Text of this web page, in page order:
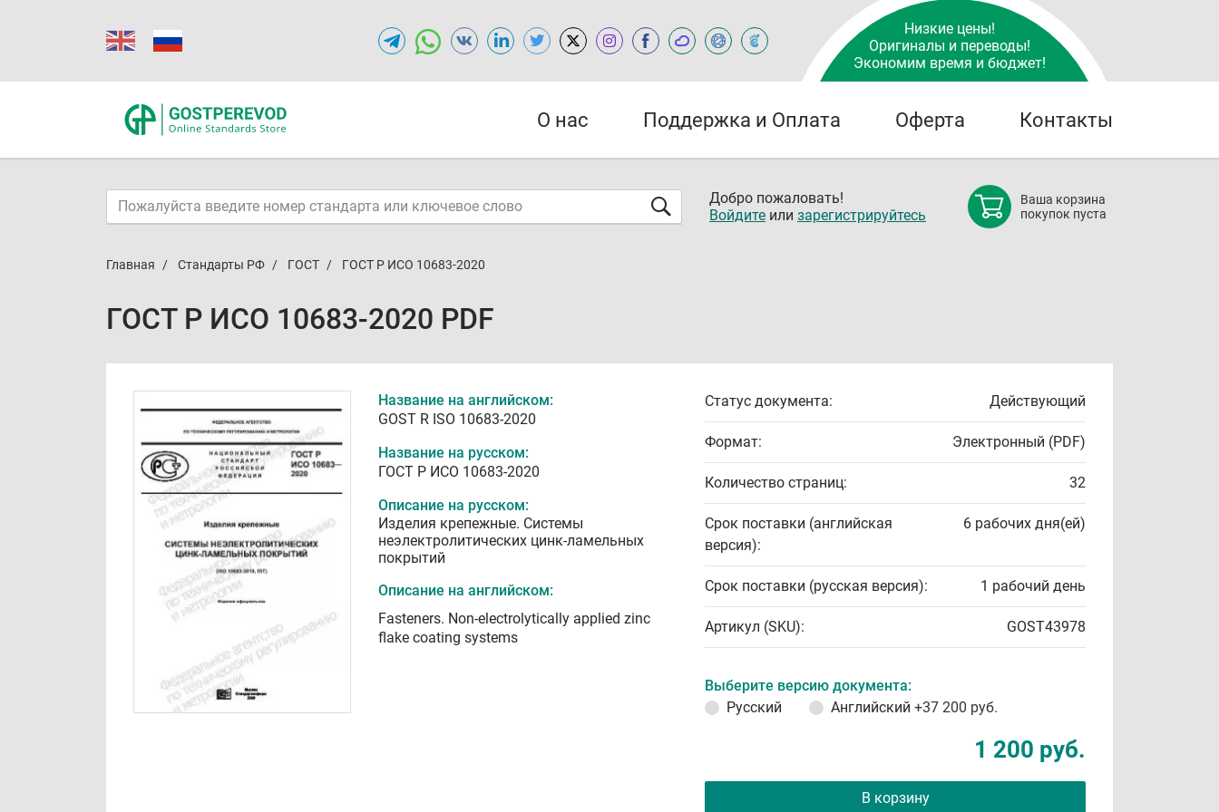
Низкие цены!
Оригиналы и переводы!
Экономим время и бюджет!
О нас Поддержка и Оплата Оферта Контакты
Добро пожаловать!
Войдите или зарегистрируйтесь
Ваша корзина
покупок пуста
Главная Стандарты РФ ГОСТ ГОСТ Р ИСО 10683-2020
ГОСТ Р ИСО 10683-2020 PDF
Название на английском:
GOST R ISO 10683-2020
Название на русском:
ГОСТ Р ИСО 10683-2020
Описание на русском:
Изделия крепежные. Системы
неэлектролитических цинк-ламельных
покрытий
Описание на английском:
Fasteners. Non-electrolytically applied zinc
flake coating systems
Статус документа: Действующий
Формат: Электронный (PDF)
Количество страниц: 32
Срок поставки (английская
версия):
6 рабочих дня(ей)
Срок поставки (русская версия): 1 рабочий день
Артикул (SKU): GOST43978
Выберите версию документа:
Русский
Английский +37 200 руб.
1 200 руб.
В корзину